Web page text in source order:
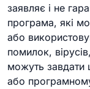
заявляє і не
програма, які
або
помилок,
можуть
або